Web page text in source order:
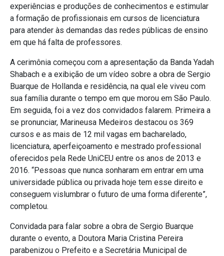
experiências e produções de conhecimentos e estimular
a formação de profissionais em cursos de licenciatura
para atender às demandas das redes públicas de ensino
em que há falta de professores.
A cerimônia começou com a apresentação da Banda Yadah
Shabach e a exibição de um vídeo sobre a obra de Sergio
Buarque de Hollanda e residência, na qual ele viveu com
sua família durante o tempo em que morou em São Paulo.
Em seguida, foi a vez dos convidados falarem. Primeira a
se pronunciar, Marineusa Medeiros destacou os 369
cursos e as mais de 12 mil vagas em bacharelado,
licenciatura, aperfeiçoamento e mestrado professional
oferecidos pela Rede UniCEU entre os anos de 2013 e
2016. “Pessoas que nunca sonharam em entrar em uma
universidade pública ou privada hoje tem esse direito e
conseguem vislumbrar o futuro de uma forma diferente”,
completou.
Convidada para falar sobre a obra de Sergio Buarque
durante o evento, a Doutora Maria Cristina Pereira
parabenizou o Prefeito e a Secretária Municipal de